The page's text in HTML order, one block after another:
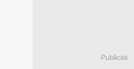
Publicité